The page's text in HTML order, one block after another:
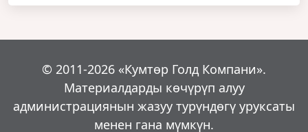
© 2011-2026 «Кумтөр Голд Компани».
Материалдарды көчүрүп алуу
администрациянын жазуу турүндөгү уруксаты
менен гана мүмкүн.